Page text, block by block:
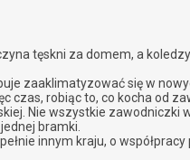
tęskni za domem, a
zaaklimatyzować się w
czas, robiąc to, co kocha od
Nie wszystkie
bramki.
innym kraju, o